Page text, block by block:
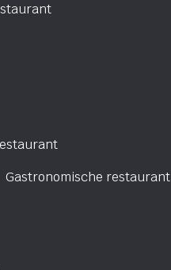
Gastronomische restaurant